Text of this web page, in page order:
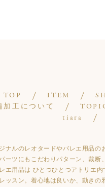
TOP ITEM
工について
tiara
ナルのレオタードやバレエ用品
ーツにもこだわりパターン、裁
エ用品は ひとつひとつアトリエ
ッスン。着心地は良いか、動き